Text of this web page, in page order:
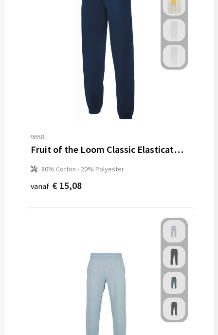
9658
Fruit of the Loom Classic Elasticated Jogpants
80% Cotton - 20% Polyester
vanaf € 15,08